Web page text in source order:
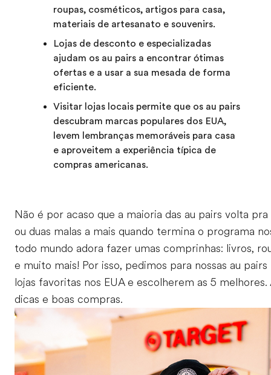
roupas, cosméticos, artigos para casa,
materiais de artesanato e souvenirs.
Lojas de desconto e especializadas
ajudam os au pairs a encontrar ótimas
ofertas e a usar a sua mesada de forma
eficiente.
Visitar lojas locais permite que os au pairs
descubram marcas populares dos EUA,
levem lembranças memoráveis para casa
e aproveitem a experiência típica de
compras americanas.
Não é por acaso que a maioria das au pairs volta
ou duas malas a mais quando termina o programa
todo mundo adora fazer umas comprinhas: livros,
e muito mais! Por isso, pedimos para nossas au
lojas favoritas nos EUA e escolherem as 5
dicas e boas compras.